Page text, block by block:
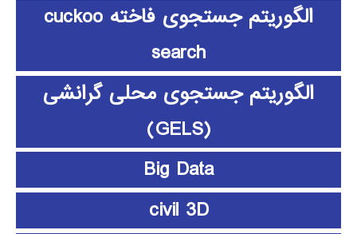
الگوریتم جستجوی فاخته cuckoo
search
الگوریتم جستجوی محلی گرانشی
(GELS)
Big Data
civil 3D